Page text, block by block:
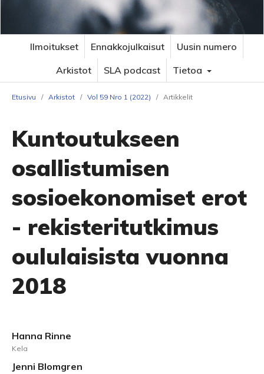
Ilmoitukset Ennakkojulkaisut
Uusin numero
Arkistot
SLA podcast Tietoa
Etusivu / Arkistot / Vol 59 Nro 1 (2022) / Artikkelit
Kuntoutukseen
osallistumisen
sosioekonomiset erot
- rekisteritutkimus
oululaisista vuonna
2018
Hanna Rinne
Kela
Jenni Blomgren